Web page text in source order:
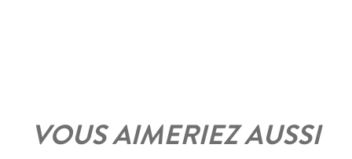
VOUS AIMERIEZ AUSSI